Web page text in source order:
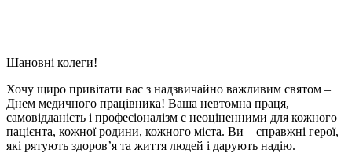
Шановні колеги!
Хочу щиро привітати вас з надзвичайно важливим святом –
Днем медичного працівника! Ваша невтомна праця,
самовідданість і професіоналізм є неоціненними для кожного
пацієнта, кожної родини, кожного міста. Ви – справжні герої,
які рятують здоров’я та життя людей і дарують надію.